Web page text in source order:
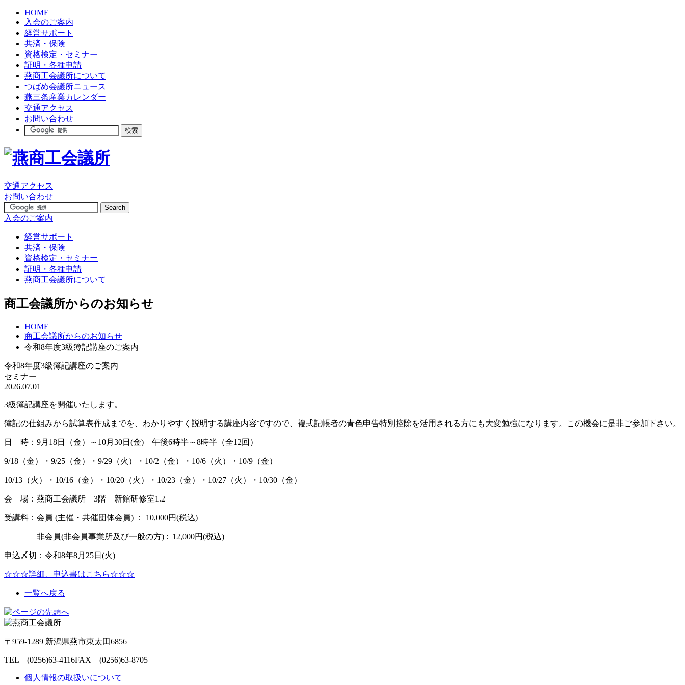
HOME
入会のご案内
経営サポート
共済・保険
資格検定・セミナー
証明・各種申請
燕商工会議所について
つばめ会議所ニュース
燕三条産業カレンダー
交通アクセス
お問い合わせ
交通アクセス
お問い合わせ
入会のご案内
経営サポート
共済・保険
資格検定・セミナー
証明・各種申請
燕商工会議所について
商工会議所からのお知らせ
HOME
商工会議所からのお知らせ
令和8年度3級簿記講座のご案内
令和8年度3級簿記講座のご案内
セミナー
2026.07.01
3級簿記講座を開催いたします。
簿記の仕組みから試算表作成までを、わかりやすく説明する講座内容ですので、複式記帳者の青色申告特別控除を活用される方にも大変勉強になります。この機会に是非ご参加下さい。
日 時：9月18日（金）～10月30日(金) 午後6時半～8時半（全12回）
9/18（金）・9/25（金）・9/29（火）・10/2（金）・10/6（火）・10/9（金）
10/13（火）・10/16（金）・10/20（火）・10/23（金）・10/27（火）・10/30（金）
会 場：燕商工会議所 3階 新館研修室1.2
受講料：会員 (主催・共催団体会員) ： 10,000円(税込)
非会員(非会員事業所及び一般の方) : 12,000円(税込)
申込〆切：令和8年8月25日(火)
☆☆☆詳細、申込書はこちら☆☆☆
一覧へ戻る
〒959-1289 新潟県燕市東太田6856
TEL (0256)63-4116FAX (0256)63-8705
個人情報の取扱いについて